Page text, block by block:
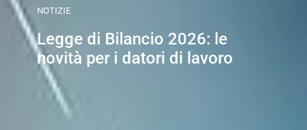
NOTIZIE
Legge di Bilancio 2026: le
novità per i datori di lavoro